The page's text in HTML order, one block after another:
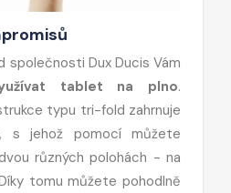
společnosti Dux Ducis Vám
tablet na plno.
typu tri-fold zahrnuje
, s jehož pomocí můžete
různých polohách - na
tomu můžete pohodlně